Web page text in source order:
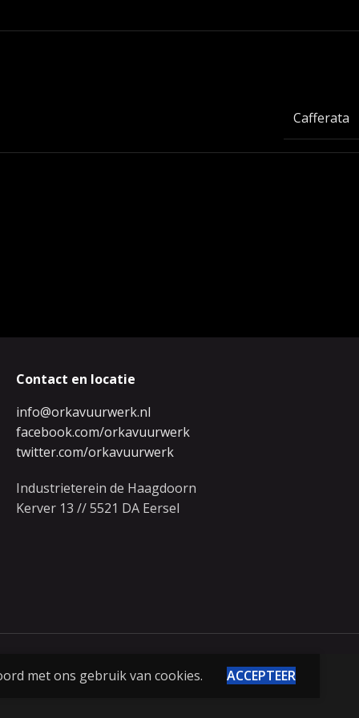
Cafferata
Contact en locatie
info@orkavuurwerk.nl
facebook.com/orkavuurwerk
twitter.com/orkavuurwerk
Industrieterein de Haagdoorn
Kerver 13 // 5521 DA Eersel
met ons gebruik van cookies. ACCEPTEER